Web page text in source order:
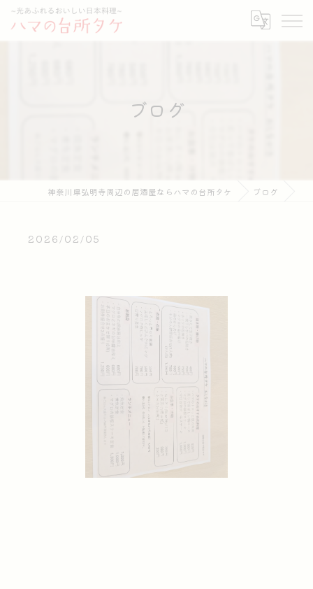
ブログ
神奈川県弘明寺周辺の居酒屋ならハマの台所タケ ブログ
2026/02/05